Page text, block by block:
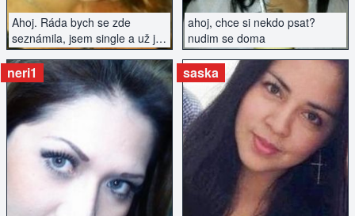
Ahoj. Ráda bych se zde
seznámila, jsem single a už je
čas začít se zas s někým
setkat :)
ahoj, chce si nekdo psat?
nudim se doma
neri1
ZOBRAZIT INZERÁT
saska
ZOBRAZIT INZERÁT